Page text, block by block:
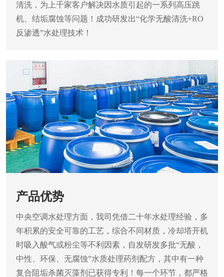
清洗，为上千家客户解决因水质引起的一系列高压跳
机、结垢腐蚀等问题！成功研发出“化学无酸清洗+RO
反渗透”水处理技术！
产品优势
中央空调水处理方面，我司凭借二十年水处理经验，多
年积累的安全可靠的工艺，综合不同材质，冷却塔开机
时吸入酸气或粉尘等不利因素，自发研发多批“无酸，
中性、环保、无腐蚀”水质处理药剂配方，其中有一种
复合阻垢杀菌灭藻剂已获得专利！每一个环节，都严格